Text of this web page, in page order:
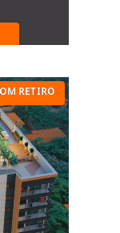
RETIRO